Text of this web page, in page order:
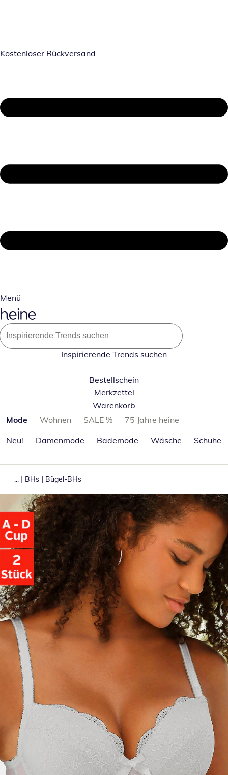
Kostenloser Rückversand
Menü
Inspirierende Trends suchen
Bestellschein
Merkzettel
Warenkorb
Produktkategorien überspringen
Mode Wohnen SALE %
75 Jahre heine
Neu!
Damenmode Bademode Wäsche Schuhe
... | BHs | Bügel-BHs